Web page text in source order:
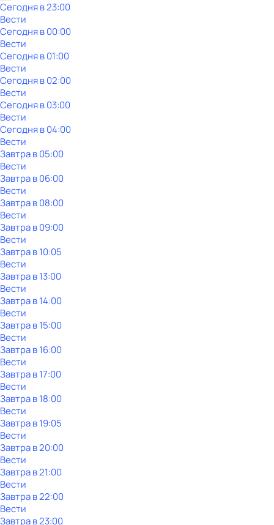
Сегодня в 23:00
Вести
Сегодня в 00:00
Вести
Сегодня в 01:00
Вести
Сегодня в 02:00
Вести
Сегодня в 03:00
Вести
Сегодня в 04:00
Вести
Завтра в 05:00
Вести
Завтра в 06:00
Вести
Завтра в 08:00
Вести
Завтра в 09:00
Вести
Завтра в 10:05
Вести
Завтра в 13:00
Вести
Завтра в 14:00
Вести
Завтра в 15:00
Вести
Завтра в 16:00
Вести
Завтра в 17:00
Вести
Завтра в 18:00
Вести
Завтра в 19:05
Вести
Завтра в 20:00
Вести
Завтра в 21:00
Вести
Завтра в 22:00
Вести
Завтра в 23:00